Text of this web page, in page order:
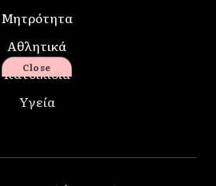
Μητρότητα
Αθλητικά
Κατοικίδια
Υγεία
Close